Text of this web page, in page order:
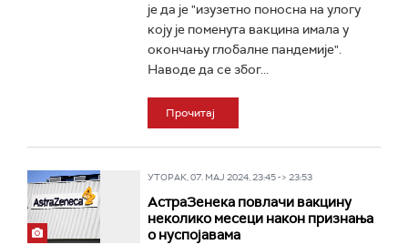
је да је "изузетно поносна на улогу
коју је поменута вакцина имала у
окончању глобалне пандемије".
Наводе да се због...
Прочитај
УТОРАК, 07. МАЈ 2024, 23:45 -> 23:53
АстраЗенека повлачи вакцину
неколико месеци након признања
о нуспојавама